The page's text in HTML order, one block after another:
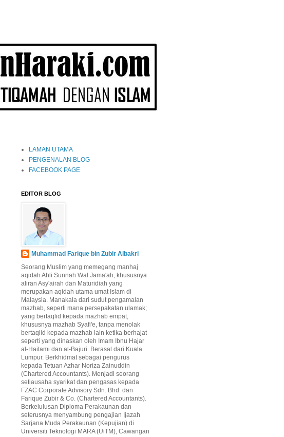
LAMAN UTAMA
PENGENALAN BLOG
FACEBOOK PAGE
EDITOR BLOG
Muhammad Farique bin Zubir Albakri
Seorang Muslim yang memegang manhaj
aqidah Ahli Sunnah Wal Jama'ah, khususnya
aliran Asy'airah dan Maturidiah yang
merupakan aqidah utama umat Islam di
Malaysia. Manakala dari sudut pengamalan
mazhab, seperti mana persepakatan ulamak;
yang bertaqlid kepada mazhab empat,
khususnya mazhab Syafi'e, tanpa menolak
bertaqlid kepada mazhab lain ketika berhajat
seperti yang dinaskan oleh Imam Ibnu Hajar
al-Haitami dan al-Bajuri. Berasal dari Kuala
Lumpur. Berkhidmat sebagai pengurus
kepada Tetuan Azhar Noriza Zainuddin
(Chartered Accountants). Menjadi seorang
setiausaha syarikat dan pengasas kepada
FZAC Corporate Advisory Sdn. Bhd. dan
Farique Zubir & Co. (Chartered Accountants).
Berkelulusan Diploma Perakaunan dan
seterusnya menyambung pengajian Ijazah
Sarjana Muda Perakaunan (Kepujian) di
Universiti Teknologi MARA (UiTM), Cawangan